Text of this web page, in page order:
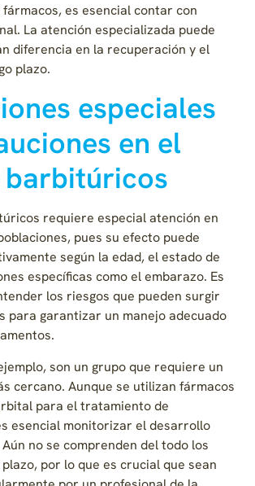
es esencial contar con
La atención especializada puede
diferencia en la recuperación y el
plazo.
especiales
en el
barbitúricos
requiere especial atención en
pues su efecto puede
según la edad, el estado de
específicas como el embarazo. Es
los riesgos que pueden surgir
para garantizar un manejo adecuado
son un grupo que requiere un
cercano. Aunque se utilizan fármacos
para el tratamiento de
esencial monitorizar el desarrollo
no se comprenden del todo los
por lo que es crucial que sean